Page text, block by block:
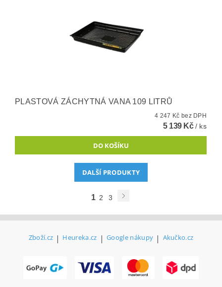
PLASTOVÁ ZÁCHYTNÁ VANA 109 LITRŮ
4 247 Kč bez DPH
5 139 Kč/ ks
DALŠÍ PRODUKTY
1 2 3
Zboží.cz | Heureka.cz | Google nákupy | Akučko.cz